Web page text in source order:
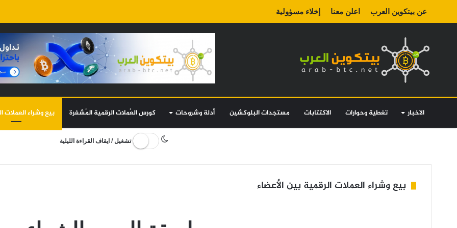
عن بيتكوين العرب اعلن معنا إخلاء مسؤولية
الاخبار تغطية وحوارات الاكتتابات مستجدات البلوكشين أدلة وشروحات كورس العُملات الرقمية المُشفرة بيع وشراء العملات
تشغيل / ايقاف القراءة الليلية
بيع وشراء العملات الرقمية بين الأعضاء